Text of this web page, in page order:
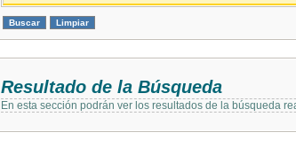
Resultado de la Búsqueda
En esta sección podrán ver los resultados de la búsqueda